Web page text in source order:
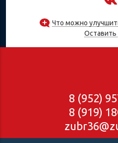
Что можно
Оставить
8 (952)
8 (919)